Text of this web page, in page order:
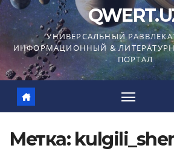
УНИВЕРСАЛЬНЫЙ
ИНФОРМАЦИОННЫЙ &
ПОРТАЛ
Метка: